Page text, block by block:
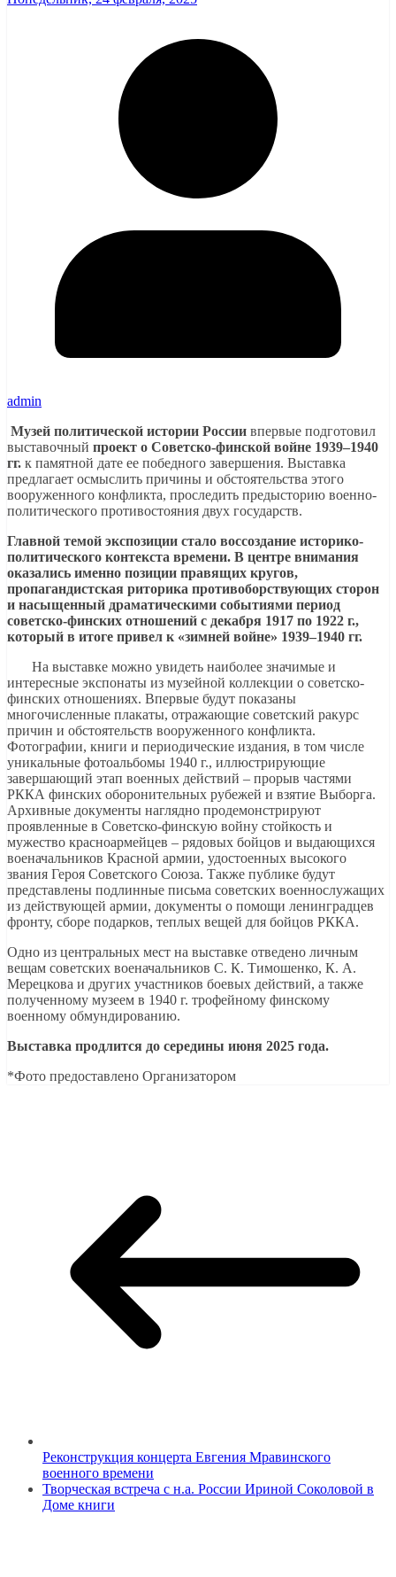
admin
Музей политической истории России впервые подготовил
выставочный проект о Советско-финской войне 1939–1940
гг. к памятной дате ее победного завершения. Выставка
предлагает осмыслить причины и обстоятельства этого
вооруженного конфликта, проследить предысторию военно-
политического противостояния двух государств.
Главной темой экспозиции стало воссоздание историко-
политического контекста времени. В центре внимания
оказались именно позиции правящих кругов,
пропагандистская риторика противоборствующих сторон
и насыщенный драматическими событиями период
советско-финских отношений с декабря 1917 по 1922 г.,
который в итоге привел к «зимней войне» 1939–1940 гг.
На выставке можно увидеть наиболее значимые и
интересные экспонаты из музейной коллекции о советско-
финских отношениях. Впервые будут показаны
многочисленные плакаты, отражающие советский ракурс
причин и обстоятельств вооруженного конфликта.
Фотографии, книги и периодические издания, в том числе
уникальные фотоальбомы 1940 г., иллюстрирующие
завершающий этап военных действий – прорыв частями
РККА финских оборонительных рубежей и взятие Выборга.
Архивные документы наглядно продемонстрируют
проявленные в Советско-финскую войну стойкость и
мужество красноармейцев – рядовых бойцов и выдающихся
военачальников Красной армии, удостоенных высокого
звания Героя Советского Союза. Также публике будут
представлены подлинные письма советских военнослужащих
из действующей армии, документы о помощи ленинградцев
фронту, сборе подарков, теплых вещей для бойцов РККА.
Одно из центральных мест на выставке отведено личным
вещам советских военачальников С. К. Тимошенко, К. А.
Мерецкова и других участников боевых действий, а также
полученному музеем в 1940 г. трофейному финскому
военному обмундированию.
Выставка продлится до середины июня 2025 года.
*Фото предоставлено Организатором
Реконструкция концерта Евгения Мравинского
военного времени
Творческая встреча с н.а. России Ириной Соколовой в
Доме книги